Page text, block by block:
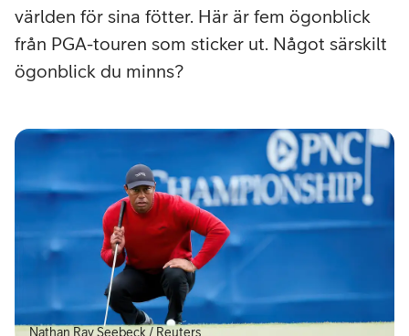
världen för sina fötter. Här är fem ögonblick
från PGA-touren som sticker ut. Något särskilt
ögonblick du minns?
Nathan Ray Seebeck / Reuters